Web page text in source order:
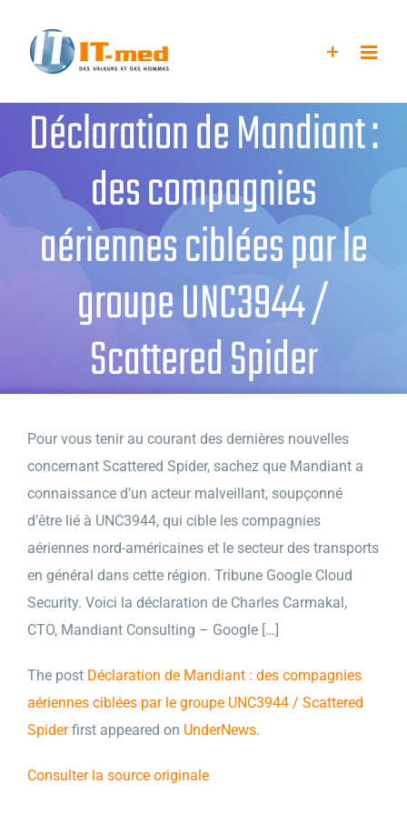
contenu
Déclaration de Mandiant :
des compagnies
aériennes ciblées par le
groupe UNC3944 /
Scattered Spider
Pour vous tenir au courant des dernières nouvelles
concernant Scattered Spider, sachez que Mandiant a
connaissance d’un acteur malveillant, soupçonné
d’être lié à UNC3944, qui cible les compagnies
aériennes nord-américaines et le secteur des transports
en général dans cette région. Tribune Google Cloud
Security. Voici la déclaration de Charles Carmakal,
CTO, Mandiant Consulting – Google […]
The post Déclaration de Mandiant : des compagnies
aériennes ciblées par le groupe UNC3944 / Scattered
Spiderfirst appeared on UnderNews.
Consulter la source originale